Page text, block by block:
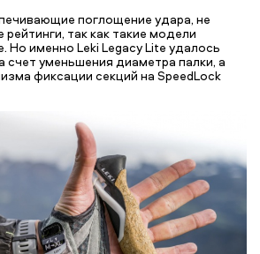
поглощение удара, не
так как такие модели
Но именно Leki Legacy Lite удалось
счет уменьшения диаметра палки, а
фиксации секций на SpeedLock